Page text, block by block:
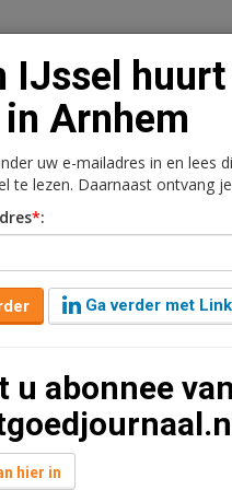
Vacaturebank
3.000
circa 2.500 m²
1 in Arnhem.
IJssel
Arnhem
uw e-mailadres in en lees
te lezen. Daarnaast ontvang
*:
Ga verder met
u abonnee van
hier in